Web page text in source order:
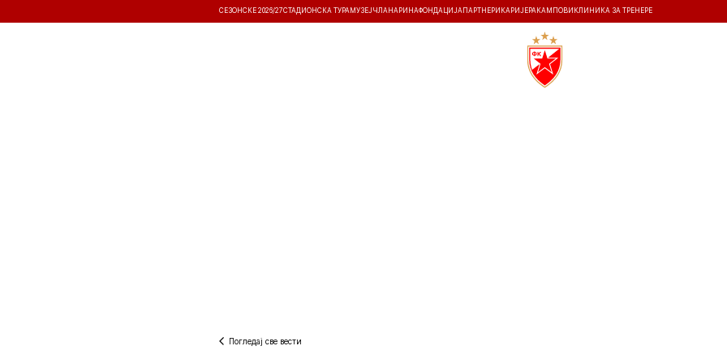
СЕЗОНСКЕ 2026/27СТАДИОНСКА ТУРА МУЗЕЈ ЧЛАНАРИНАФОНДАЦИЈА ПАРТНЕРИ КАРИЈЕРА КАМПОВИ КЛИНИКА ЗА ТРЕНЕРЕ
Погледај све вести